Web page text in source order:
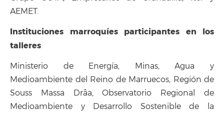
AEMET.
Instituciones marroquíes participantes en los
talleres
Ministerio de Energía, Minas, Agua y
Medioambiente del Reino de Marruecos, Región de
Souss Massa Drâa, Observatorio Regional de
Medioambiente y Desarrollo Sostenible de la